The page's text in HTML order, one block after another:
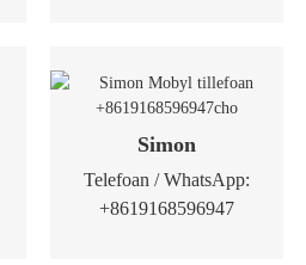
Simon
Telefoan / WhatsApp:
+8619168596947